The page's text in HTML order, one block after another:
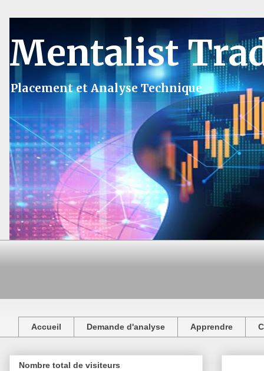
Mentalist
Placement et Analyse Technique
Accueil Demande d'analyse Apprendre
Nombre total de visiteurs